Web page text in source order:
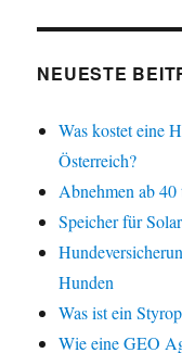
NEUESTE
Was kostet eine
Österreich?
Abnehmen ab 40
Speicher für
Hunden
Was ist ein
Wie eine GEO